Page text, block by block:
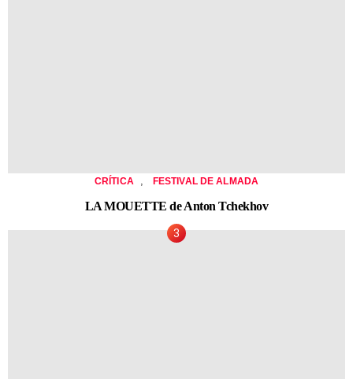
CRÍTICA FESTIVAL DE ALMADA
LA MOUETTE de Anton Tchekhov